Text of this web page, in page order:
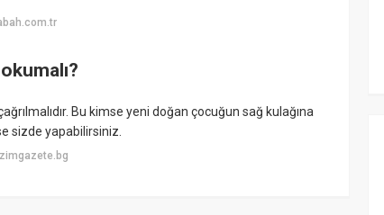
Bu kimse yeni doğan çocuğun sağ kulağına
sizde yapabilirsiniz.